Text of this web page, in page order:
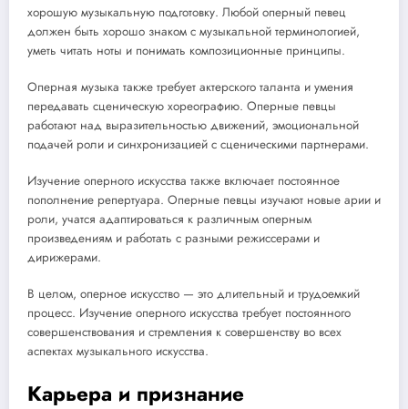
хорошую музыкальную подготовку. Любой оперный певец
должен быть хорошо знаком с музыкальной терминологией,
уметь читать ноты и понимать композиционные принципы.
Оперная музыка также требует актерского таланта и умения
передавать сценическую хореографию. Оперные певцы
работают над выразительностью движений, эмоциональной
подачей роли и синхронизацией с сценическими партнерами.
Изучение оперного искусства также включает постоянное
пополнение репертуара. Оперные певцы изучают новые арии и
роли, учатся адаптироваться к различным оперным
произведениям и работать с разными режиссерами и
дирижерами.
В целом, оперное искусство — это длительный и трудоемкий
процесс. Изучение оперного искусства требует постоянного
совершенствования и стремления к совершенству во всех
аспектах музыкального искусства.
Карьера и признание